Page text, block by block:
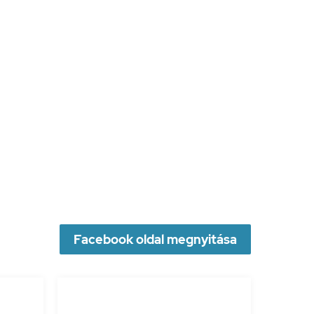
Facebook oldal megnyitása